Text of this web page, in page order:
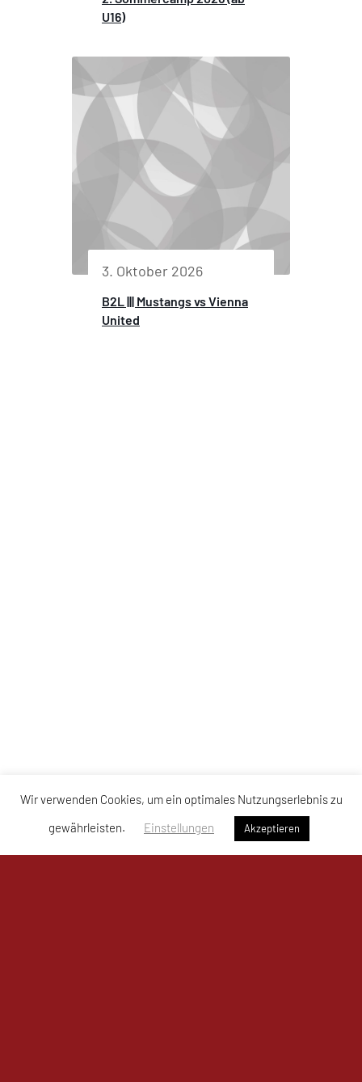
U16)
3. Oktober 2026
B2L ||| Mustangs vs Vienna
United
Wir verwenden Cookies, um ein optimales Nutzungserlebnis zu
gewährleisten.
Einstellungen Akzeptieren